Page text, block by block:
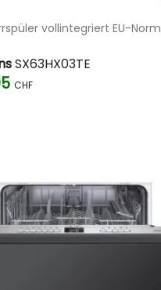
vollintegriert EU-Norm
SX63HX03TE
CHF